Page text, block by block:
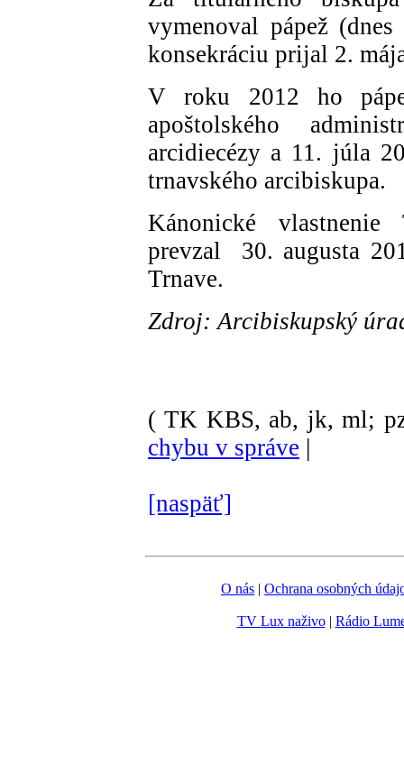
vymenoval pápež
konsekráciu prijal 2.
V roku 2012 ho
apoštolského
arcidiecézy a 11. júla
trnavského arcibiskupa.
Kánonické vlastnenie
prevzal 30. augusta
Trnave.
Zdroj: Arcibiskupský
( TK KBS, ab, jk, ml;
chybu v správe |
[naspäť]
O nás | Ochrana osobných
TV Lux naživo| Rádio